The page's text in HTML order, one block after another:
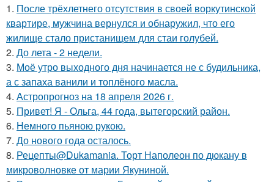
1. После трёхлетнего отсутствия в своей воркутинской
квартире, мужчина вернулся и обнаружил, что его
жилище стало пристанищем для стаи голубей.
2. До лета - 2 недели.
3. Моё утро выходного дня начинается не с будильника,
а с запаха ванили и топлёного масла.
4. Астропрогноз на 18 апреля 2026 г.
5. Привет! Я - Ольга, 44 года, вытегорский район.
6. Немного пьяною рукою.
7. До нового года осталось.
8. Рецепты@Dukamania. Торт Наполеон по дюкану в
микроволновке от марии Якуниной.